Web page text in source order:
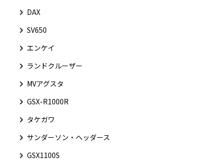
DAX
SV650
エンケイ
ランドクルーザー
MVアグスタ
GSX-R1000R
タケガワ
サンダーソン・ヘッダース
GSX1100S